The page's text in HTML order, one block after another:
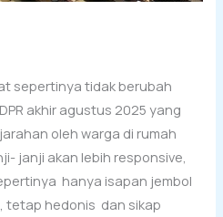
sepertinya tidak berubah
akhir agustus 2025 yang
oleh warga di rumah
janji akan lebih responsive,
hanya isapan jembol
tetap hedonis dan sikap